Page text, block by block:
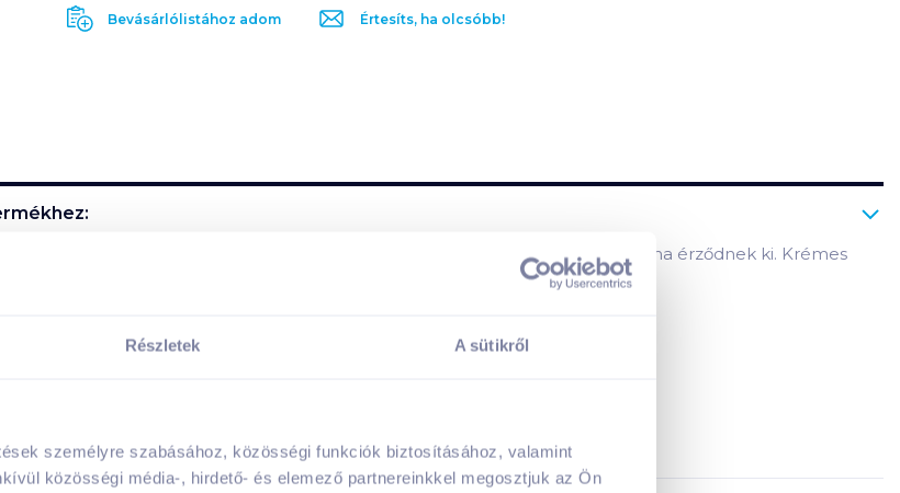
Részletek A sütikről
személyre szabásához, közösségi funkciók biztosításához, valamint
közösségi média-, hirdető- és elemező partnereinkkel megosztjuk az Ön
Bevásárlólistához adom Értesíts, ha olcsóbb!
mézes alaphang mellett gyógynövények, szárított zsálya, narancshéj, alma érződnek ki. Krémes
lágy mézes utóízzel párosulva.
szolgálunk ki!